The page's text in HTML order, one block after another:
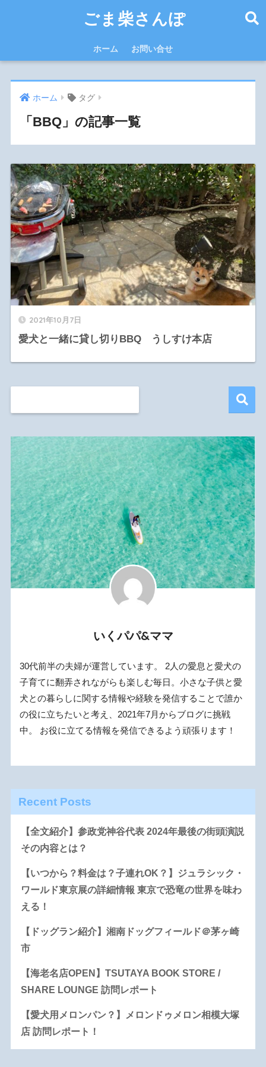
ごま柴さんぽ
ホーム お問い合せ
ホーム タグ
「BBQ」の記事一覧
2021年10月7日
愛犬と一緒に貸し切りBBQ うしすけ本店
いくパパ&ママ
30代前半の夫婦が運営しています。 2人の愛息と愛犬の
子育てに翻弄されながらも楽しむ毎日。小さな子供と愛
犬との暮らしに関する情報や経験を発信することで誰か
の役に立ちたいと考え、2021年7月からブログに挑戦
中。 お役に立てる情報を発信できるよう頑張ります！
Recent Posts
【全文紹介】参政党神谷代表 2024年最後の街頭演説
その内容とは？
【いつから？料金は？子連れOK？】ジュラシック・
ワールド東京展の詳細情報 東京で恐竜の世界を味わ
える！
【ドッグラン紹介】湘南ドッグフィールド＠茅ヶ崎
市
【海老名店OPEN】TSUTAYA BOOK STORE /
SHARE LOUNGE 訪問レポート
【愛犬用メロンパン？】メロンドゥメロン相模大塚
店 訪問レポート！